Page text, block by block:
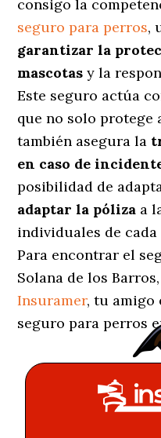
consigo la
seguro para perros,
garantizar la
mascotas y la
Este seguro actúa
que no solo protege
también asegura la
en caso de
posibilidad de
adaptar la póliza a
individuales de
Para encontrar el
Solana de los
Insuramer, tu amigo
seguro para perros